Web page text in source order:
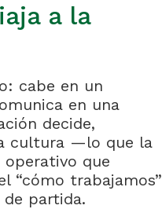
a la
cabe en un
en una
decide,
cultura —lo que la
que
“cómo trabajamos”
partida.